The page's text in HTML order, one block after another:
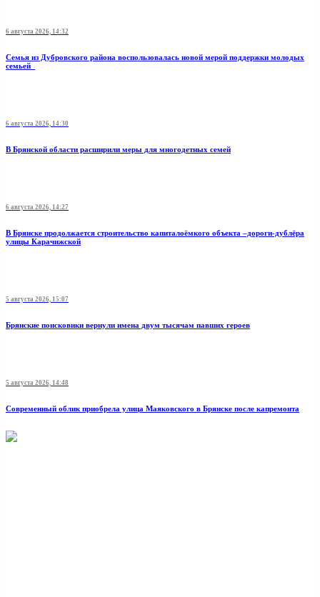
6 августа 2026, 14:32
Семья из Дубровского района воспользовалась новой мерой поддержки молодых
семьей
6 августа 2026, 14:30
В Брянской области расширили меры для многодетных семей
6 августа 2026, 14:27
В Брянске продолжается строительство капиталоёмкого объекта –дороги-дублёра
улицы Карачижской
5 августа 2026, 15:07
Брянские поисковики вернули имена двум тысячам павших героев
5 августа 2026, 14:48
Современный облик приобрела улица Маяковского в Брянске после капремонта